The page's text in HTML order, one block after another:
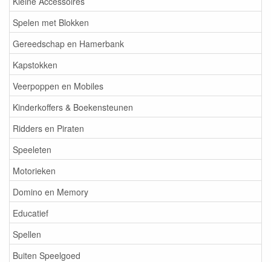
Spelen met Blokken
Gereedschap en Hamerbank
Kapstokken
Veerpoppen en Mobiles
Kinderkoffers & Boekensteunen
Ridders en Piraten
Speeleten
Motorieken
Domino en Memory
Educatief
Spellen
Buiten Speelgoed